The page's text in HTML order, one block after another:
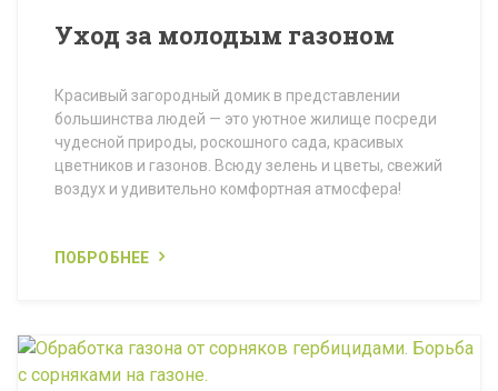
Уход за молодым газоном
Красивый загородный домик в представлении
большинства людей — это уютное жилище посреди
чудесной природы, роскошного сада, красивых
цветников и газонов. Всюду зелень и цветы, свежий
воздух и удивительно комфортная атмосфера!
ПОБРОБНЕЕ